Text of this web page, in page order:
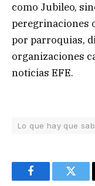
como Jubileo,
peregrinaciones
por parroquias,
organizaciones
noticias EFE.
Lo que hay que
Facebook